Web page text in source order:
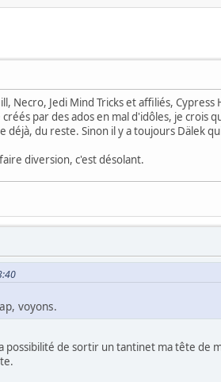
Necro, Jedi Mind Tricks et affiliés,
par des ados en mal d'idôles, je
du reste. Sinon il y a toujours Dälek
diversion, c'est désolant.
voyons.
possibilité de sortir un tantinet ma tête de